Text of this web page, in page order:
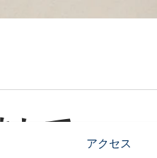
して アクセス